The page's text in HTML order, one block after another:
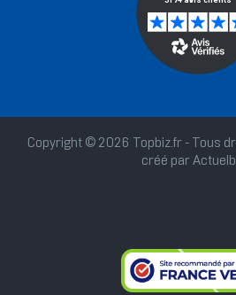
Copyright © 2026 Topbiz.fr - Tous
créé par